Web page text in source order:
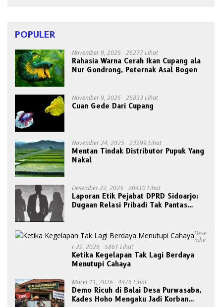
POPULER
November 9, 2025 26277 Lihat
Rahasia Warna Cerah Ikan Cupang ala
Nur Gondrong, Peternak Asal Bogen
November 9, 2025 25833 Lihat
Cuan Gede Dari Cupang
November 24, 2025 23299 Lihat
Mentan Tindak Distributor Pupuk Yang
Nakal
Desember 22, 2025 20410 Lihat
Laporan Etik Pejabat DPRD Sidoarjo:
Dugaan Relasi Pribadi Tak Pantas
Dese
Mbe
R 22, 2025 5861 Lihat
Ketika Kegelapan Tak Lagi Berdaya
Menutupi Cahaya
Maret 11, 2026 4476 Lihat
Demo Ricuh di Balai Desa Purwasaba,
Kades Hoho Mengaku Jadi Korban